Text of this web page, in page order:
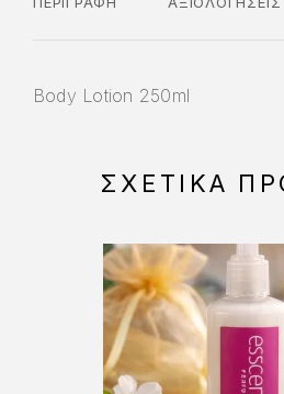
Body Lotion 250ml
ΣΧΕΤΙΚΆ